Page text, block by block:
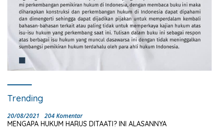
Trending
20/08/2021 204 Komentar
MENGAPA HUKUM HARUS DITAATI? INI ALASANNYA